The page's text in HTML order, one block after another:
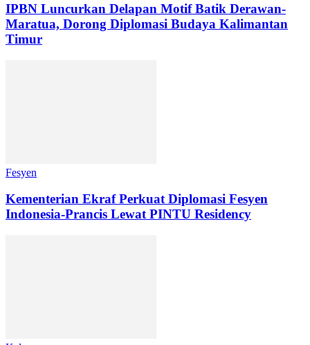
IPBN Luncurkan Delapan Motif Batik Derawan-
Maratua, Dorong Diplomasi Budaya Kalimantan
Timur
Fesyen
Kementerian Ekraf Perkuat Diplomasi Fesyen
Indonesia-Prancis Lewat PINTU Residency